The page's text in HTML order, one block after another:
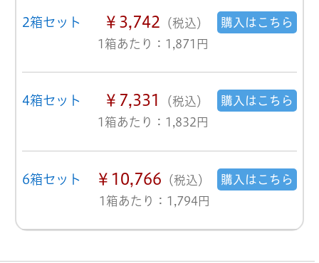
2箱セット ￥3,742 （税込）
1箱あたり：1,871円
購入はこちら
4箱セット ￥7,331
（税込）
1箱あたり：1,832円
購入はこちら
6箱セット ￥10,766 （税込）
1箱あたり：1,794円
購入はこちら